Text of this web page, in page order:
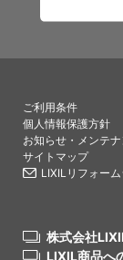
ご利用条件
個人情報保護方針
お知らせ・メンテ
サイトマップ
LIXILリフォー
株式会社
LIXIL商品へ